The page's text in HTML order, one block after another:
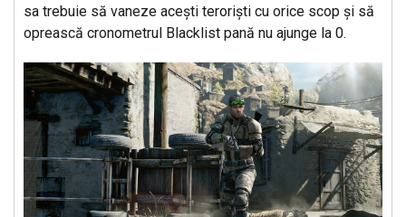
sa trebuie să vaneze aceşti terorişti cu orice scop şi să
oprească cronometrul Blacklist pană nu ajunge la 0.